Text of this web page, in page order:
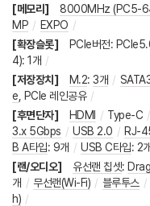
[메모리] 8000MHz (PC5-
MP / EXPO /
[확장슬롯]
PCIe버전:
4): 1개 /
[저장장치]
M.2: 3개 /
e
PCIe 레인공유 /
[후면단자]
HDMI / Type-C /
3.x 5Gbps / USB 2.0 / RJ-
B A타입: 9개 / USB C타입: 2개
[랜/오디오]
유선랜 칩셋:
개 / 무선랜(Wi-Fi) / 블루투스 /
h) /